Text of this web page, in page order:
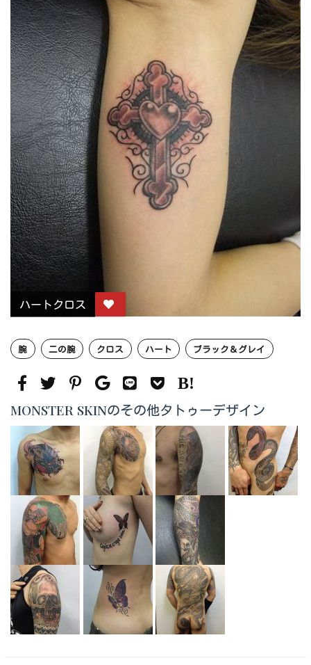
ハートクロス
腕 二の腕 クロス ハート ブラック＆グレイ
MONSTER SKINのその他タトゥーデザイン